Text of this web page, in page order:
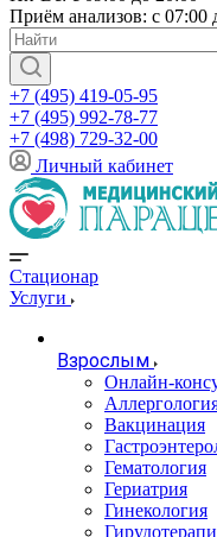
Приём анализов: с 07:00
+7 (495) 419-05-95
+7 (495) 992-78-77
+7 (498) 729-32-00
Личный кабинет
Стационар
Услуги
Взрослым
Онлайн-
Вакцинация
Гематология
Гериатрия
Гинекология